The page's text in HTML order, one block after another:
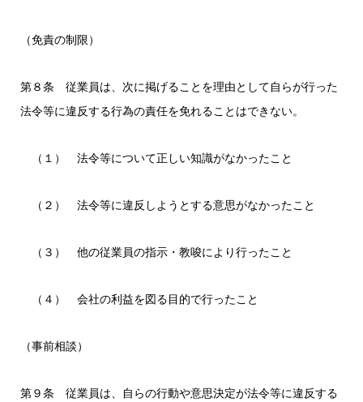
（免責の制限）
第８条 従業員は、次に掲げることを理由として自らが行った
法令等に違反する行為の責任を免れることはできない。
（１） 法令等について正しい知識がなかったこと
（２） 法令等に違反しようとする意思がなかったこと
（３） 他の従業員の指示・教唆により行ったこと
（４） 会社の利益を図る目的で行ったこと
（事前相談）
第９条 従業員は、自らの行動や意思決定が法令等に違反する